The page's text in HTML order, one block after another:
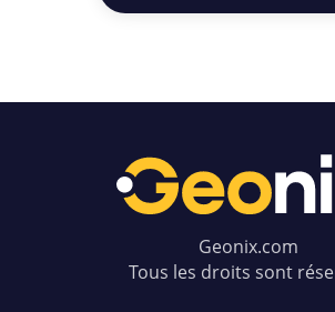
Geonix.com
Tous les droits sont